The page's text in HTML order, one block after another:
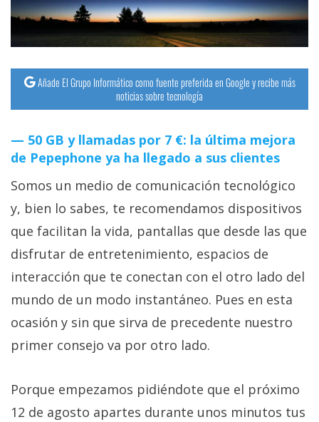
Añade El Grupo Informático como fuente preferida en Google y recibe más
noticias sobre tecnología
50 GB y llamadas por 7 €: la última mejora
de Pepephone ya ha llegado a sus clientes
Somos un medio de comunicación tecnológico
y, bien lo sabes, te recomendamos dispositivos
que facilitan la vida, pantallas que desde las que
disfrutar de entretenimiento, espacios de
interacción que te conectan con el otro lado del
mundo de un modo instantáneo. Pues en esta
ocasión y sin que sirva de precedente nuestro
primer consejo va por otro lado.
Porque empezamos pidiéndote que el próximo
12 de agosto apartes durante unos minutos tus